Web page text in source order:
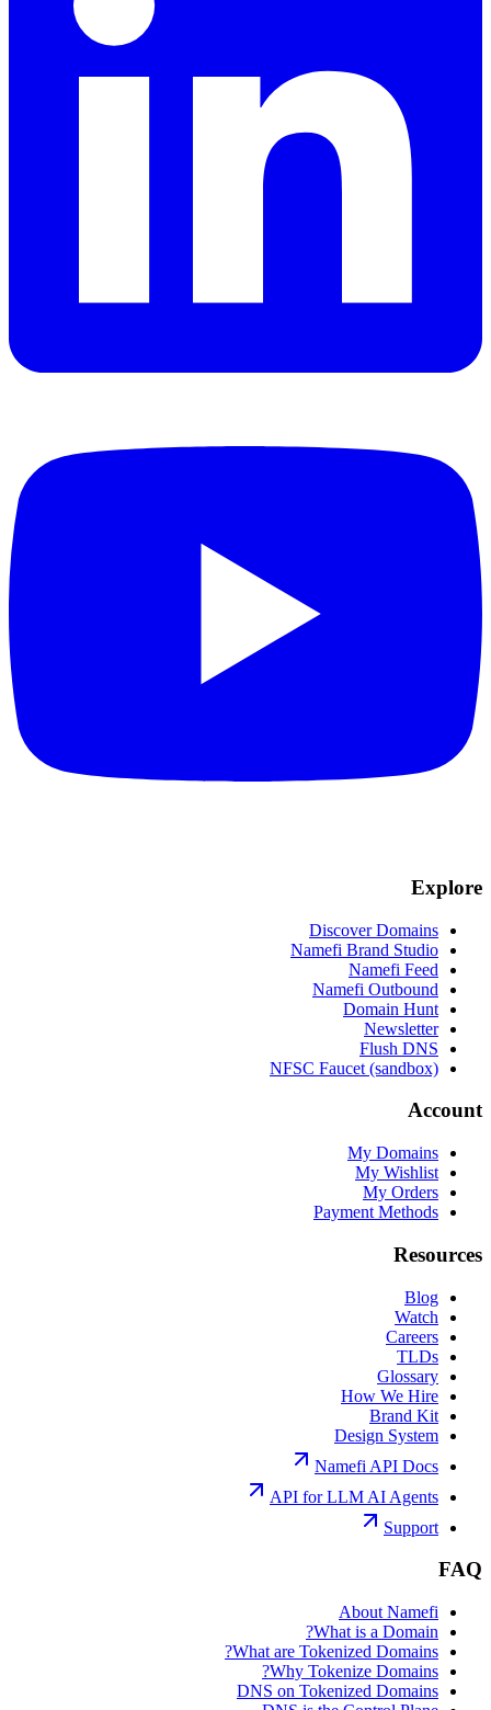
Explore
Discover Domains
Namefi Brand Studio
Namefi Feed
Namefi Outbound
Domain Hunt
Newsletter
Flush DNS
NFSC Faucet (sandbox)
Account
My Domains
My Wishlist
My Orders
Payment Methods
Resources
Blog
Watch
Careers
TLDs
Glossary
How We Hire
Brand Kit
Design System
Namefi API Docs
API for LLM AI Agents
Support
FAQ
About Namefi
What is a Domain?
What are Tokenized Domains?
Why Tokenize Domains?
DNS on Tokenized Domains